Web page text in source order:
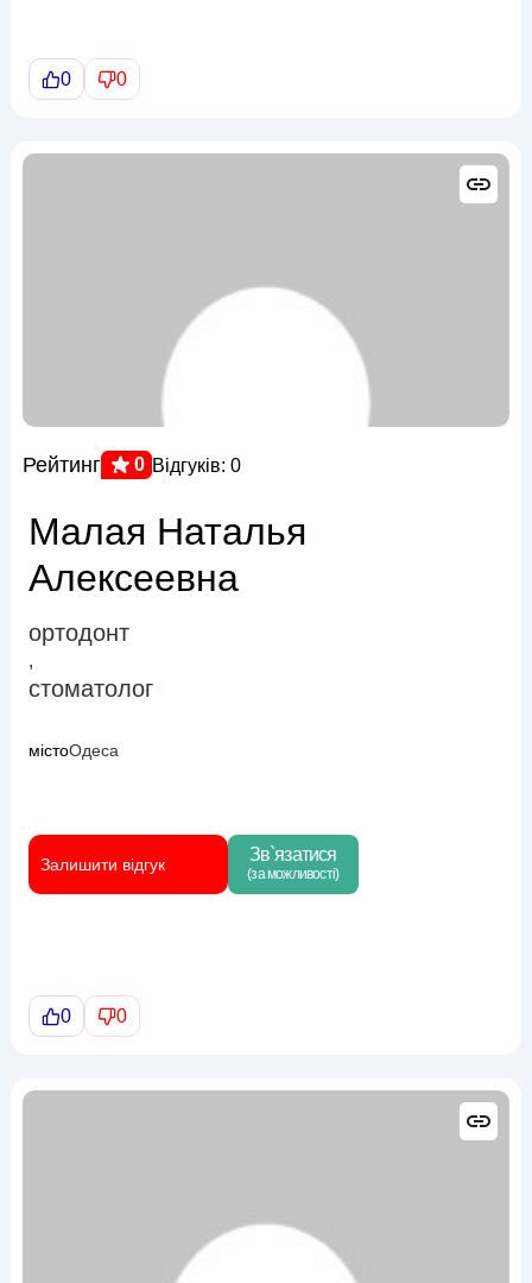
0 0
Рейтинг 0 Відгуків: 0
Малая Наталья
Алексеевна
ортодонт
,
стоматолог
містоОдеса
Залишити відгук Зв`язатися
(за можливості)
0 0